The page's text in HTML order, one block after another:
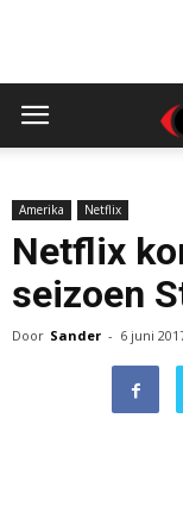
Amerika Netflix
Netflix
seizoen
Door Sander - 6 juni